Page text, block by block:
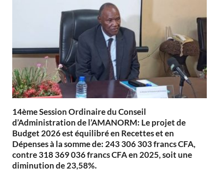
14ème Session Ordinaire du Conseil
d’Administration de l’AMANORM: Le projet de
Budget 2026 est équilibré en Recettes et en
Dépenses à la somme de: 243 306 303 francs CFA,
contre 318 369 036 francs CFA en 2025, soit une
diminution de 23,58%.